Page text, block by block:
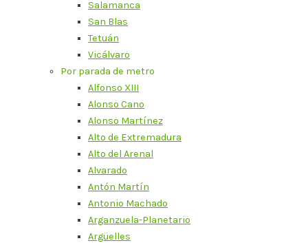
Salamanca
San Blas
Tetuán
Vicálvaro
Por parada de metro
Alfonso XIII
Alonso Cano
Alonso Martínez
Alto de Extremadura
Alto del Arenal
Alvarado
Antón Martín
Antonio Machado
Arganzuela-Planetario
Argüelles